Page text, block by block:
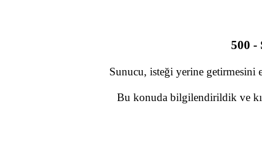
500 -
Sunucu, isteği yerine getirmesini
Bu konuda bilgilendirildik ve